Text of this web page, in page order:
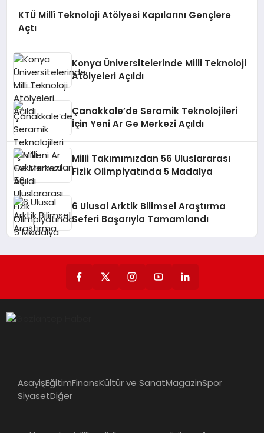
KTÜ Millî Teknoloji Atölyesi Kapılarını Gençlere
Açtı
Konya Üniversitelerinde Milli Teknoloji
Atölyeleri Açıldı
Çanakkale’de Seramik Teknolojileri
İçin Yeni Ar Ge Merkezi Açıldı
Milli Takımımızdan 56 Uluslararası
Fizik Olimpiyatında 5 Madalya
6 Ulusal Arktik Bilimsel Araştırma
Seferi Başarıyla Tamamlandı
AsayişEğitimFinansKültür ve SanatMagazinSpor
SiyasetDiğer